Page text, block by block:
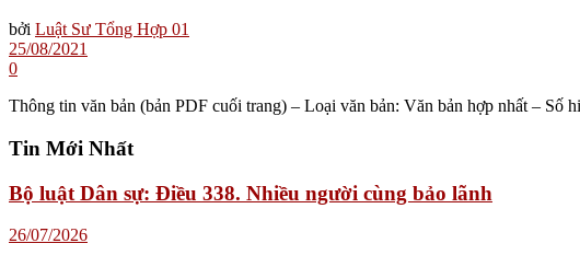
bởi Luật Sư Tổng Hợp 01
25/08/2021
0
Thông tin văn bản (bản PDF cuối trang) – Loại văn bản: Văn bản hợp nhất –
Tin Mới Nhất
Bộ luật Dân sự: Điều 338. Nhiều người cùng bảo lãnh
26/07/2026